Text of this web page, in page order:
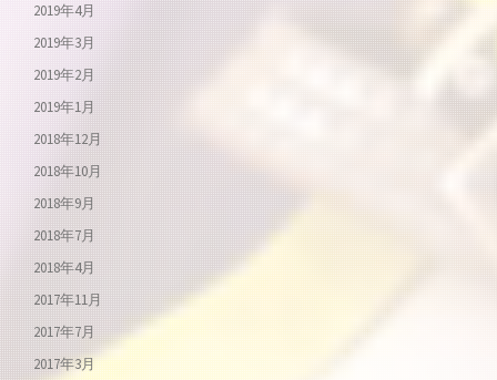
2019年4月
2019年3月
2019年2月
2019年1月
2018年12月
2018年10月
2018年9月
2018年7月
2018年4月
2017年11月
2017年7月
2017年3月